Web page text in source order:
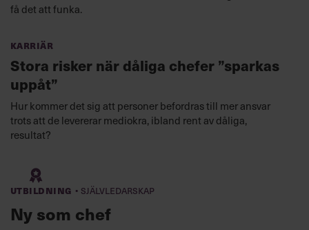
få det att funka.
Karriär
Stora risker när dåliga chefer ”sparkas
uppåt”
Hur kommer det sig att personer befordras till mer ansvar
trots att de levererar mediokra, ibland rent av dåliga,
resultat?
Utbildning · Självledarskap
Ny som chef